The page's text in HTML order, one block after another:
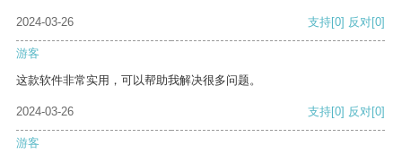
2024-03-26 支持[0] 反对[0]
游客
这款软件非常实用，可以帮助我解决很多问题。
2024-03-26 支持[0] 反对[0]
游客